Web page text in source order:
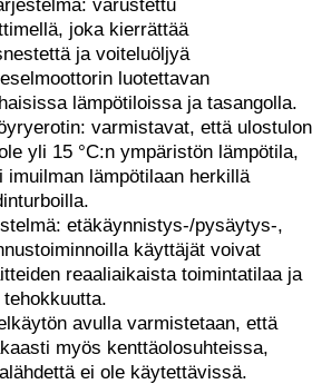
varustettu
joka kierrättää
ja voiteluöljyä
luotettavan
lämpötiloissa ja tasangolla.
varmistavat, että ulostulon
yli 15 °C:n ympäristön lämpötila,
lämpötilaan herkillä
etäkäynnistys-/pysäytys-,
käyttäjät voivat
reaaliaikaista toimintatilaa ja
avulla varmistetaan, että
myös kenttäolosuhteissa,
ei ole käytettävissä.